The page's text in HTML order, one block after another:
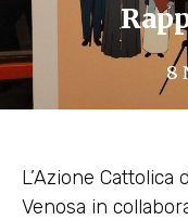
8
L’Azione
Venosa in